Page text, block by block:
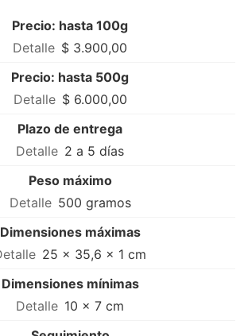
Precio: hasta 100g
$ 3.900,00
Precio: hasta 500g
$ 6.000,00
Plazo de entrega
2 a 5 días
Peso máximo
500 gramos
Dimensiones máximas
25 × 35,6 × 1 cm
Dimensiones mínimas
10 × 7 cm